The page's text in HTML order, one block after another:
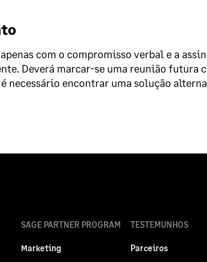
com o compromisso verbal e a
Deverá marcar-se uma reunião futura
necessário encontrar uma solução
SAGE PARTNER PROGRAM
Marketing
TESTEMUNHOS
Parceiros